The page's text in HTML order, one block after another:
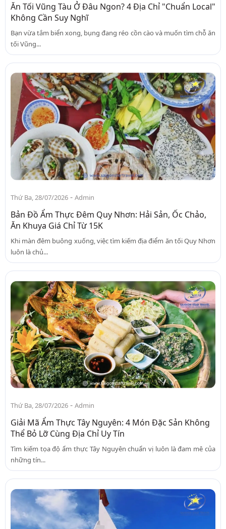
Ăn Tối Vũng Tàu Ở Đâu Ngon? 4 Địa Chỉ "Chuẩn Local"
Không Cần Suy Nghĩ
Bạn vừa tắm biển xong, bụng đang réo cồn cào và muốn tìm chỗ ăn
tối Vũng...
Thứ Ba, 28/07/2026 - Admin
Bản Đồ Ẩm Thực Đêm Quy Nhơn: Hải Sản, Ốc Chảo,
Ăn Khuya Giá Chỉ Từ 15K
Khi màn đêm buông xuống, việc tìm kiếm địa điểm ăn tối Quy Nhơn
luôn là chủ...
Thứ Ba, 28/07/2026 - Admin
Giải Mã Ẩm Thực Tây Nguyên: 4 Món Đặc Sản Không
Thể Bỏ Lỡ Cùng Địa Chỉ Uy Tín
Tìm kiếm tọa độ ẩm thực Tây Nguyên chuẩn vị luôn là đam mê của
những tín...